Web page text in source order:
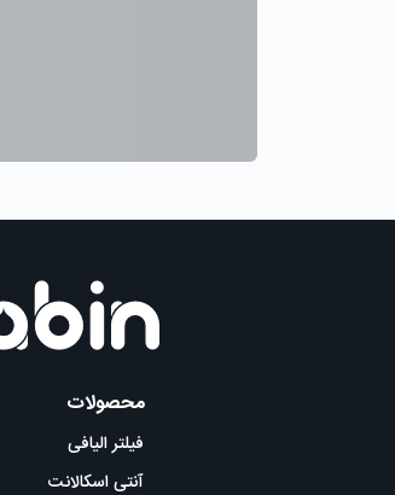
محصولات
فیلتر الیافی
آنتی اسکالانت